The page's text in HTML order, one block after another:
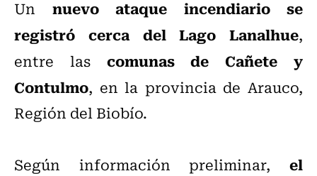
Un nuevo ataque incendiario se
registró cerca del Lago Lanalhue,
entre las comunas de Cañete y
Contulmo, en la provincia de Arauco,
Región del Biobío.
Según información preliminar, el